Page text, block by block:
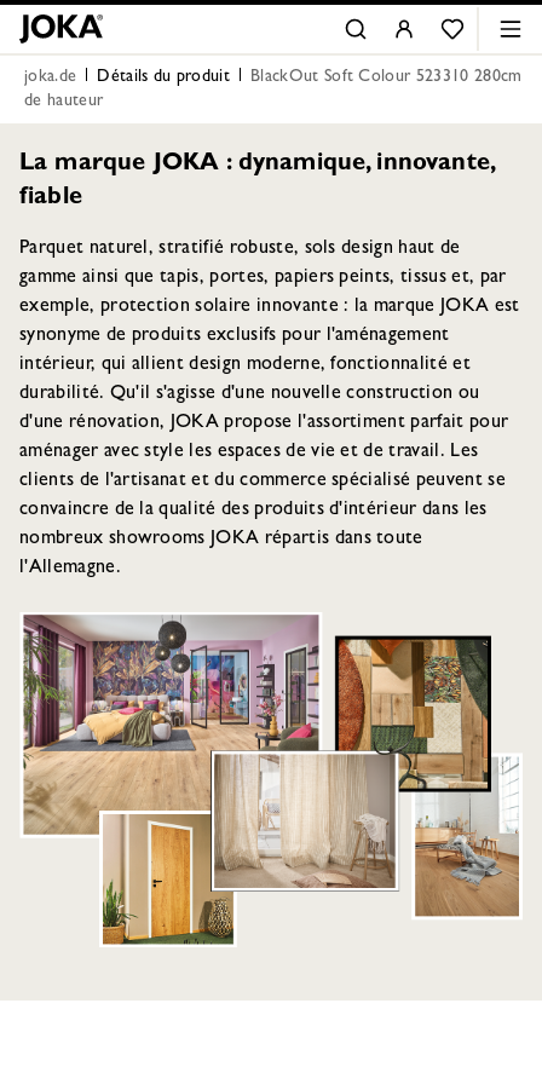
joka.de Détails du produit
BlackOut Soft Colour 523310 280cm
de hauteur
La marque JOKA : dynamique, innovante,
fiable
Parquet naturel, stratifié robuste, sols design haut de
gamme ainsi que tapis, portes, papiers peints, tissus et, par
exemple, protection solaire innovante : la marque JOKA est
synonyme de produits exclusifs pour l'aménagement
intérieur, qui allient design moderne, fonctionnalité et
durabilité. Qu'il s'agisse d'une nouvelle construction ou
d'une rénovation, JOKA propose l'assortiment parfait pour
aménager avec style les espaces de vie et de travail. Les
clients de l'artisanat et du commerce spécialisé peuvent se
convaincre de la qualité des produits d'intérieur dans les
nombreux showrooms JOKA répartis dans toute
l'Allemagne.